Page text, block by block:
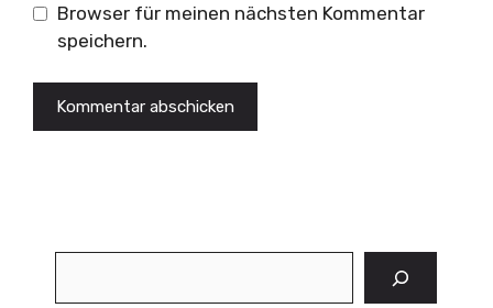
Browser für meinen nächsten Kommentar
speichern.